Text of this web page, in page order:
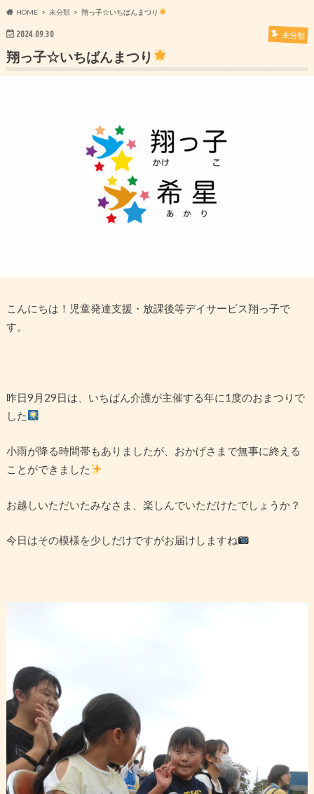
HOME 未分類 翔っ子☆いちばんまつり
2024.09.30 未分類
翔っ子☆いちばんまつり
こんにちは！児童発達支援・放課後等デイサービス翔っ子で
す。
昨日9月29日は、いちばん介護が主催する年に1度のおまつりで
した
小雨が降る時間帯もありましたが、おかげさまで無事に終える
ことができました
お越しいただいたみなさま、楽しんでいただけたでしょうか？
今日はその模様を少しだけですがお届けしますね